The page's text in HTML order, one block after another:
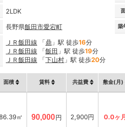
2LDK
長野県飯田市愛宕町 築
ＪＲ飯田線 「鼎 」駅 徒歩16分
ＪＲ飯田線 「飯田 」駅 徒歩19分
ＪＲ飯田線 「下山村 」駅 徒歩20分
面積 賃料 共益費 敷金(月)
㎡ 90,000円 2,900円 0.0ヶ